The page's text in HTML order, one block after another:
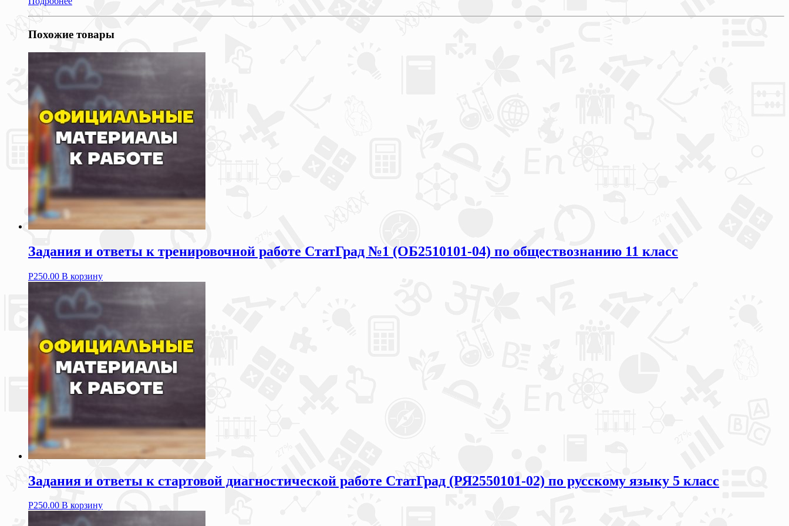
Похожие товары
Задания и ответы к тренировочной работе СтатГрад №1 (ОБ2510101-04) по обществознанию 11 класс
Р250.00 В корзину
Задания и ответы к стартовой диагностической работе СтатГрад (РЯ2550101-02) по русскому языку 5 класс
Р250.00 В корзину